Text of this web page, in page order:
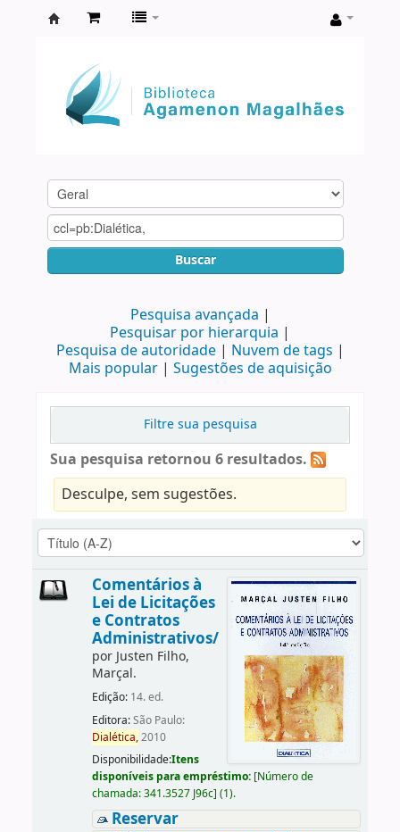
Agamenon
Magalhães
Buscar
Pesquisa avançada
Pesquisar por hierarquia
Pesquisa de autoridade
Nuvem de tags
Mais popular
Sugestões de aquisição
Filtre sua pesquisa
Sua pesquisa retornou 6 resultados.
Desculpe, sem sugestões.
Comentários à
Lei de Licitações
e Contratos
Administrativos/
por Justen Filho,
Marçal.
Edição: 14. ed.
Editora:São Paulo:
Dialética,2010
Disponibilidade:Itens
disponíveis para empréstimo: [Número de
chamada:341.3527 J96c] (1).
Reservar